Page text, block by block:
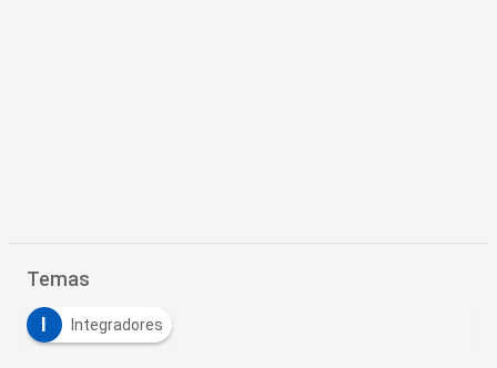
Temas
Integradores